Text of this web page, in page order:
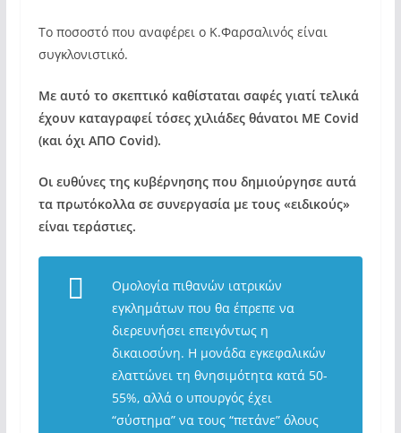
Το ποσοστό που αναφέρει ο Κ.Φαρσαλινός είναι
συγκλονιστικό.
Με αυτό το σκεπτικό καθίσταται σαφές γιατί τελικά
έχουν καταγραφεί τόσες χιλιάδες θάνατοι ΜΕ Covid
(και όχι AΠΟ Covid).
Oι ευθύνες της κυβέρνησης που δημιούργησε αυτά
τα πρωτόκολλα σε συνεργασία με τους «ειδικούς»
είναι τεράστιες.
Ομολογία πιθανών ιατρικών
εγκλημάτων που θα έπρεπε να
διερευνήσει επειγόντως η
δικαιοσύνη. Η μονάδα εγκεφαλικών
ελαττώνει τη θνησιμότητα κατά 50-
55%, αλλά ο υπουργός έχει
“σύστημα” να τους “πετάνε” όλους